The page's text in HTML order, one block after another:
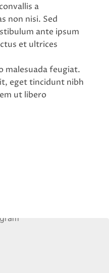
a
non nisi. Sed
ante ipsum
et ultrices
malesuada feugiat.
eget tincidunt nibh
ut libero